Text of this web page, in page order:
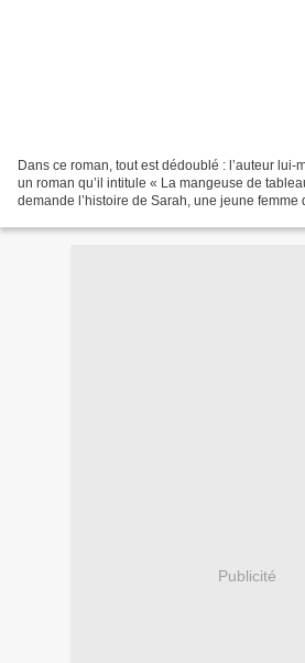
Dans ce roman, tout est dédoublé : l’auteur
un roman qu’il intitule « La mangeuse de
demande l’histoire de Sarah, une jeune femme
Publicité